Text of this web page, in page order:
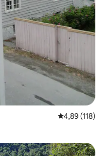
Évaluation
4,89 (118)